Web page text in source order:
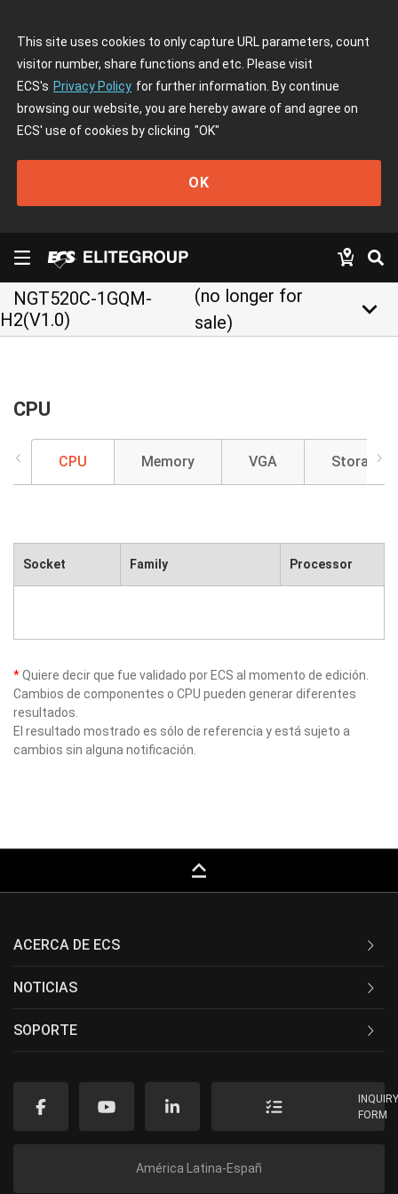
This site uses cookies to only capture URL parameters, count
visitor number, share functions and etc. Please visit
ECS's Privacy Policy for further information. By continue
browsing our website, you are hereby aware of and agree on
ECS' use of cookies by clicking "OK"
OK
NGT520C-1GQM-
H2(V1.0)
(no longer for
sale)
keyboard_arrow_down
CPU
CPU Memory VGA Storage
Socket Family Processor
*Quiere decir que fue validado por ECS al momento de edición.
Cambios de componentes o CPU pueden generar diferentes
resultados.
El resultado mostrado es sólo de referencia y está sujeto a
cambios sin alguna notificación.
keyboard_capslock
ACERCA DE ECS
NOTICIAS
SOPORTE
FORM
América Latina-Españ